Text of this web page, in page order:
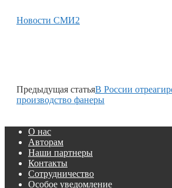
Новости СМИ2
Предыдущая статьяВ России
производство фанеры
О нас
Авторам
Наши партнеры
Контакты
Сотрудничество
Особое уведомление